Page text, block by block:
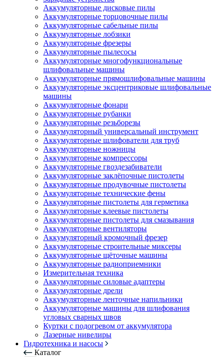
Аккумуляторные дисковые пилы
Аккумуляторные торцовочные пилы
Аккумуляторные сабельные пилы
Аккумуляторные лобзики
Аккумуляторные фрезеры
Аккумуляторные пылесосы
Аккумуляторные многофункциональные
шлифовальные машины
Аккумуляторные прямошлифовальные машины
Аккумуляторные эксцентриковые шлифовальные
машины
Аккумуляторные фонари
Аккумуляторные рубанки
Аккумуляторные резьборезы
Аккумуляторный универсальный инструмент
Аккумуляторные шлифователи для труб
Аккумуляторные ножницы
Аккумуляторные компрессоры
Аккумуляторные гвоздезабиватели
Аккумуляторные заклёпочные пистолеты
Аккумуляторные продувочные пистолеты
Аккумуляторные технические фены
Аккумуляторные пистолеты для герметика
Аккумуляторные клеевые пистолеты
Аккумуляторные пистолеты для смазывания
Аккумуляторные вентиляторы
Аккумуляторный кромочный фрезер
Аккумуляторные строительные миксеры
Аккумуляторные щёточные машины
Аккумуляторные радиоприемники
Измерительная техника
Аккумуляторные силовые адаптеры
Аккумуляторные дрели
Аккумуляторные ленточные напильники
Аккумуляторные машины для шлифования
угловых сварных швов
Куртки с подогревом от аккумулятора
Лазерные нивелиры
Гидротехника и насосы
Каталог